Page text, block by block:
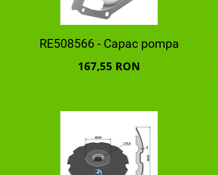
RE508566 - Capac pompa
167,55 RON